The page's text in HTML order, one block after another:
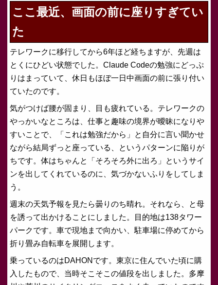
ここ最近、画面の前に座りすぎてい
た
テレワークに移行してから6年ほど経ちますが、先週は
とくにひどい状態でした。Claude Codeの勉強にどっぷ
りはまっていて、休日もほぼ一日中画面の前に張り付い
ていたのです。
気がつけば腰が固まり、目も疲れている。テレワークの
やっかいなところは、仕事と趣味の境界が曖昧になりや
すいことで、「これは勉強だから」と自分に言い聞かせ
ながら結局ずっと座っている、というパターンに陥りが
ちです。体はちゃんと「そろそろ外に出ろ」というサイ
ンを出してくれているのに、気づかないふりをしてしま
う。
週末の天気予報を見たら曇りのち晴れ。それなら、と母
を誘って出かけることにしました。目的地は138タワー
パークです。車で現地まで向かい、駐車場に停めてから
折り畳み自転車を展開します。
乗っているのはDAHONです。東京に住んでいた頃に購
入したもので、当時そこそこの値段を出しました。多摩